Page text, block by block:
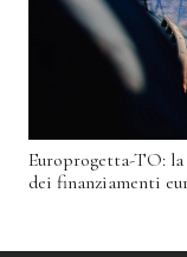
Europrogetta-TO:
dei finanziamenti